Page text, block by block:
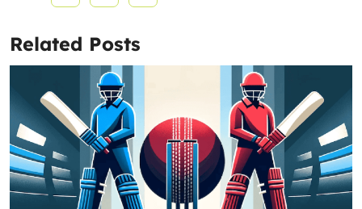
Related Posts